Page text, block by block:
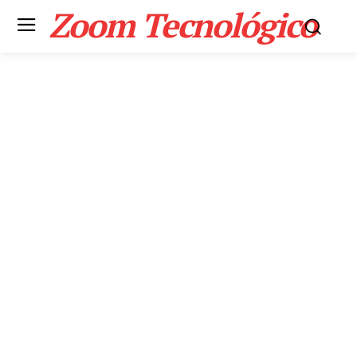
Zoom Tecnológico